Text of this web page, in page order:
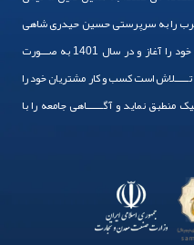
را به سرپرستی حسین حیدری شاهی
سرایی گرد هم آورده ایم. سال 1394 فعالیت خود را آغاز و در سال 1401 به صـــورت
تاسیس شد و در تـــــلاش است کسب و کار مشتریان خود را
منطبق نماید و آگــــــاهی جامعه را با